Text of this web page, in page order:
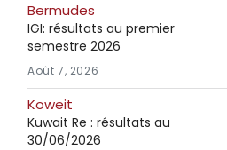
Bermudes
IGI: résultats au premier
semestre 2026
Août 7, 2026
Koweit
Kuwait Re : résultats au
30/06/2026